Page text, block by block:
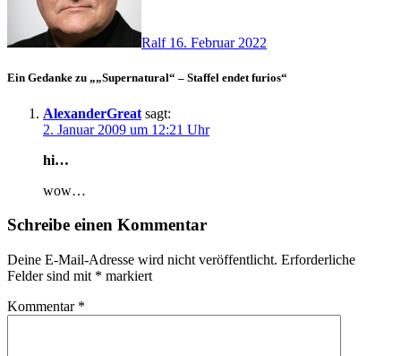
Ralf 16. Februar 2022
Ein Gedanke zu „„Supernatural“ – Staffel endet furios“
AlexanderGreat sagt:
2. Januar 2009 um 12:21 Uhr
hi…
wow…
Schreibe einen Kommentar
Deine E-Mail-Adresse wird nicht veröffentlicht. Erforderliche
Felder sind mit * markiert
Kommentar *